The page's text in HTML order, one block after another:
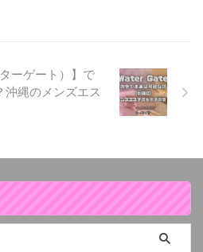
ーゲート）】で
沖縄のメンズエス